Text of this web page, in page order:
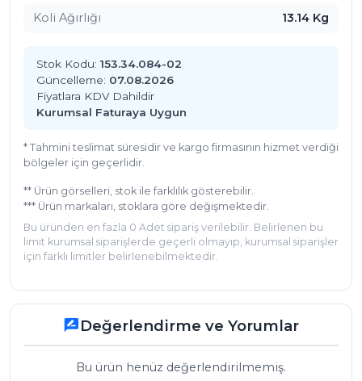
Koli Ağırlığı 13.14 Kg
Stok Kodu: 153.34.084-02
Güncelleme: 07.08.2026
Fiyatlara KDV Dahildir
Kurumsal Faturaya Uygun
* Tahmini teslimat süresidir ve kargo firmasının hizmet verdiği
bölgeler için geçerlidir.
** Ürün görselleri, stok ile farklılık gösterebilir.
*** Ürün markaları, stoklara göre değişmektedir.
Bu üründen en fazla 0 Adet sipariş verilebilir. Belirlenen bu
limit kurumsal siparişlerde geçerli olmayıp, kurumsal siparişler
için farklı limitler belirlenebilmektedir.
rate_reviewDeğerlendirme ve Yorumlar
Bu ürün henüz değerlendirilmemiş.